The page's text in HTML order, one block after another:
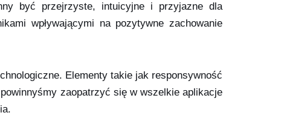
być przejrzyste, intuicyjne i przyjazne dla
wpływającymi na pozytywne zachowanie
Elementy takie jak responsywność
zaopatrzyć się w wszelkie aplikacje